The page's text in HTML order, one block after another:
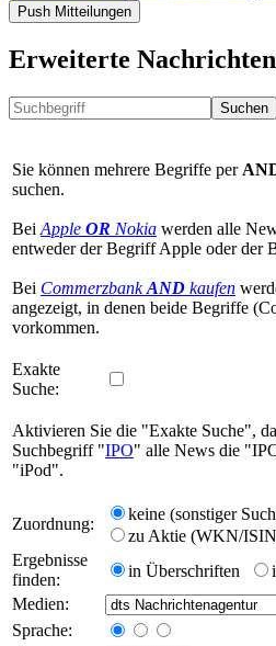
Push Mitteilungen
Erweiterte
Suchen
Sie können mehrere Begriffe per
suchen.
Bei Apple OR Nokia werden alle
entweder der Begriff Apple oder der
Bei CommerzbankAND kaufen
angezeigt, in denen beide Begriffe
vorkommen.
Exakte
Suche:
Aktivieren Sie die "Exakte Suche",
Suchbegriff "IPO" alle News die
"iPod".
Zuordnung:
keine (sonstiger
zu Aktie (WKN/
Ergebnisse
finden:
in Überschriften
Medien:
Sprache: